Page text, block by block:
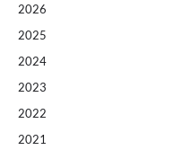
2026
2025
2024
2023
2022
2021